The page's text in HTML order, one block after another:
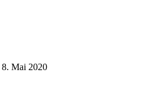
8. Mai 2020